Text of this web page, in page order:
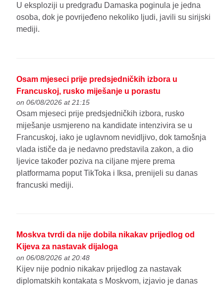
U eksploziji u predgrađu Damaska poginula je jedna
osoba, dok je povrijeđeno nekoliko ljudi, javili su sirijski
mediji.
Osam mjeseci prije predsjedničkih izbora u
Francuskoj, rusko miješanje u porastu
on 06/08/2026 at 21:15
Osam mjeseci prije predsjedničkih izbora, rusko
miješanje usmjereno na kandidate intenzivira se u
Francuskoj, iako je uglavnom nevidljivo, dok tamošnja
vlada ističe da je nedavno predstavila zakon, a dio
ljevice također poziva na ciljane mjere prema
platformama poput TikToka i Iksa, prenijeli su danas
francuski mediji.
Moskva tvrdi da nije dobila nikakav prijedlog od
Kijeva za nastavak dijaloga
on 06/08/2026 at 20:48
Kijev nije podnio nikakav prijedlog za nastavak
diplomatskih kontakata s Moskvom, izjavio je danas